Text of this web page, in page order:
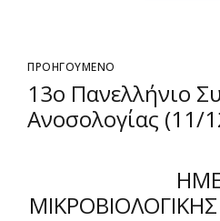
ΠΡΟΗΓΟΥΜΕΝΟ
13ο Πανελλήνιο
Ανοσολογίας (11/
ΜΙΚΡΟΒΙΟΛΟΓΙΚΗΣ